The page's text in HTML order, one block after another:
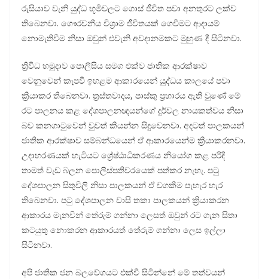
රුසියාව වැනි යුද්ධ භූමිවලට ගොස් ජීවිත පවා අනතුරට ලක්ව
තිබෙනවා. ගෞරවනීය විශ්‍රාම ජීවිතයක් ගෙවීමට ආදායම්
නොමැතිවීම නිසා ඔවුන් එවැනි අවදානමකට මුහුණ දී සිටිනවා.
ත්‍රිවිධ හමුදාව පොලීසිය සමග එක්ව ජාතික ආරක්ෂාව
වෙනුවෙන් කැපවී ඉහළම ආකාරයෙන් යුද්ධය කාලයේ පවා
ක්‍රියාකර තිබෙනවා. ත්‍රස්තවාදය, පාස්කු ප්‍රහාරය ඇති වුණේ මේ
රට පාලනය කළ දේශපාලනඥයන්ගේ දුර්වල නායකත්වය නිසා
බව කනගාටුවෙන් වුවත් කියන්න සිදුවෙනවා. අදටත් පාලකයන්
ජාතික ආරක්ෂාව සම්බන්ධයෙන් ඒ ආකාරයෙන්ම ක්‍රියාකරනවා.
උදාහරණයක් හැටියට ශ්‍රේෂ්ඨාධිකරණය නියෝග කළ පරිදි
තාමත් වැඩ බලන පොලිස්පතිවරයෙක් පත්කර නැහැ. පටු
දේශපාලන සිතුවිලි නිසා පාලකයන් ඒ වගකීම පැහැර හැර
තිබෙනවා. පටු දේශපාලන වාසි තකා පාලකයන් ක්‍රියාකරන
ආකාරය මැනවින් තේරුම් ගන්නා ලෙසත් ඔවුන් රට ගැන සිතා
කටයුතු නොකරන ආකාරයත් තේරුම් ගන්නා ලෙස ඉල්ලා
සිටිනවා.
අපි ජාතික ජන බලවේගයට එක්වී සිටින්නේ මේ තත්වයන්